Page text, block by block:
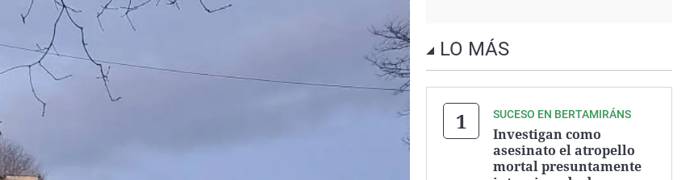
LO MÁS
SUCESO EN BERTAMIRÁNS
Investigan como
asesinato el atropello
mortal presuntamente